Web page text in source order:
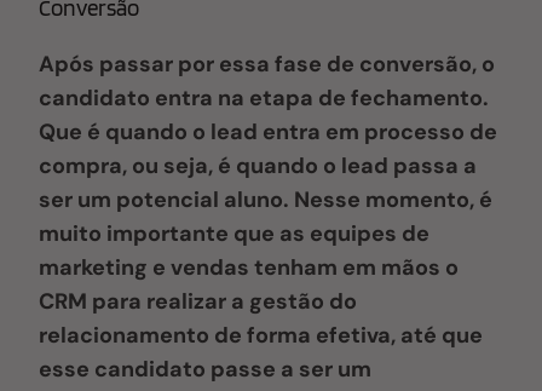
Conversão
Após passar por essa fase de conversão, o
candidato entra na etapa de fechamento.
Que é quando o lead entra em processo de
compra, ou seja, é quando o lead passa a
ser um potencial aluno. Nesse momento, é
muito importante que as equipes de
marketing e vendas tenham em mãos o
CRM para realizar a gestão do
relacionamento de forma efetiva, até que
esse candidato passe a ser um